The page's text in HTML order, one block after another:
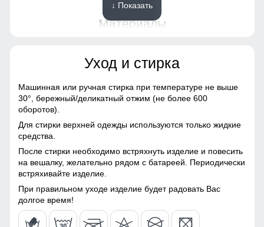
Ткань куртки обработана водоотталкивающей пропиткой
снаружи и антибактериальной внутри.
Водонепроницаемая мембрана обеспечивает
превосходную защиту при мокром снеге или ледяном
дожде и оперативно отводит влагу от тела наружу,
сохраняя тепло и комфорт.
Удобные и вместительные карманы
Карманы служат местом хранения различных мелочей.
77
Материалы
материалы, Натуральные
материалы, Полиэстер,
Экологичные материалы
Материал подкладки
воротника
Материал подкладки
капюшона
Материал наполнителя Синтепон
↓ Показать
Уход и стирка
Машинная или ручная стирка при температуре не выше
30°, бережный/деликатный отжим (не более 600
оборотов).
Для стирки верхней одежды используются только жидкие
средства.
После стирки необходимо встряхнуть изделие и повесить
на вешалку, желательно рядом с батареей. Периодически
встряхивайте изделие.
При правильном уходе изделие будет радовать Вас
долгое время!